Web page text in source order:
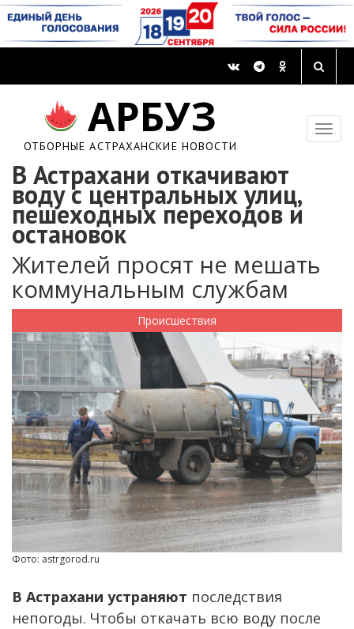
АРБУЗ
ОТБОРНЫЕ АСТРАХАНСКИЕ НОВОСТИ
В Астрахани откачивают
воду с центральных улиц,
пешеходных переходов и
остановок
Жителей просят не мешать
коммунальным службам
Происшествия
Фото: astrgorod.ru
В Астрахани устраняют последствия
непогоды. Чтобы откачать всю воду после